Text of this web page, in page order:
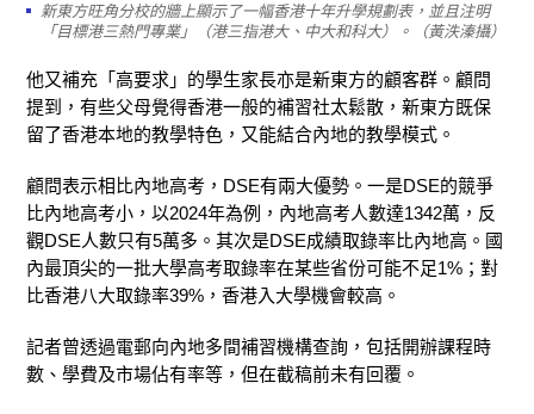
新東方旺角分校的牆上顯示了一幅香港十年升學規劃表，並且注明
「目標港三熱門專業」（港三指港大、中大和科大）。（黃泆溱攝）
他又補充「高要求」的學生家長亦是新東方的顧客群。顧問
提到，有些父母覺得香港一般的補習社太鬆散，新東方既保
留了香港本地的教學特色，又能結合內地的教學模式。
顧問表示相比內地高考，DSE有兩大優勢。一是DSE的競爭
比內地高考小，以2024年為例，內地高考人數達1342萬，反
觀DSE人數只有5萬多。其次是DSE成績取錄率比內地高。國
內最頂尖的一批大學高考取錄率在某些省份可能不足1%；對
比香港八大取錄率39%，香港入大學機會較高。
記者曾透過電郵向內地多間補習機構查詢，包括開辦課程時
數、學費及市場佔有率等，但在截稿前未有回覆。